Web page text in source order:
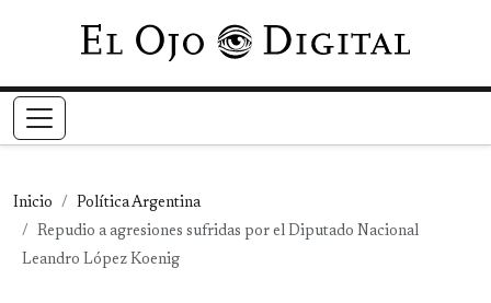
Pasar al contenido principal
Inicio
Política Argentina
Repudio a agresiones sufridas por el Diputado Nacional
Leandro López Koenig